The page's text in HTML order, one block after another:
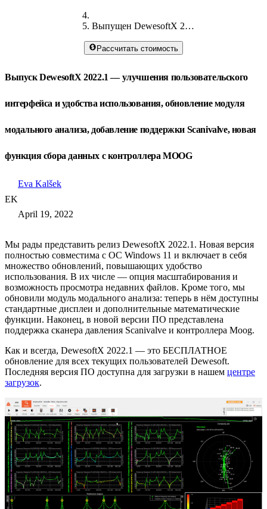
Выпущен DewesoftX 2022.1
Рассчитать стоимость
Выпуск DewesoftX 2022.1 — улучшения пользовательского
интерфейса и удобства использования, обновление модуля
модального анализа, добавление поддержки Scanivalve, новая
функция сбора данных с контроллера MOOG
EK
Eva Kalšek
April 19, 2022
Мы рады представить релиз DewesoftX 2022.1. Новая версия
полностью совместима с ОС Windows 11 и включает в себя
множество обновлений, повышающих удобство
использования. В их числе — опция масштабирования и
возможность просмотра недавних файлов. Кроме того, мы
обновили модуль модального анализа: теперь в нём доступны
стандартные дисплеи и дополнительные математические
функции. Наконец, в новой версии ПО представлена
поддержка сканера давления Scanivalve и контроллера Moog.
Как и всегда, DewesoftX 2022.1 — это БЕСПЛАТНОЕ
обновление для всех текущих пользователей Dewesoft.
Последняя версия ПО доступна для загрузки в нашем центре
загрузок.